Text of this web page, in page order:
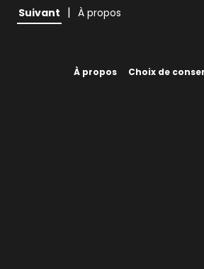
Suivant | À propos
À propos Choix de